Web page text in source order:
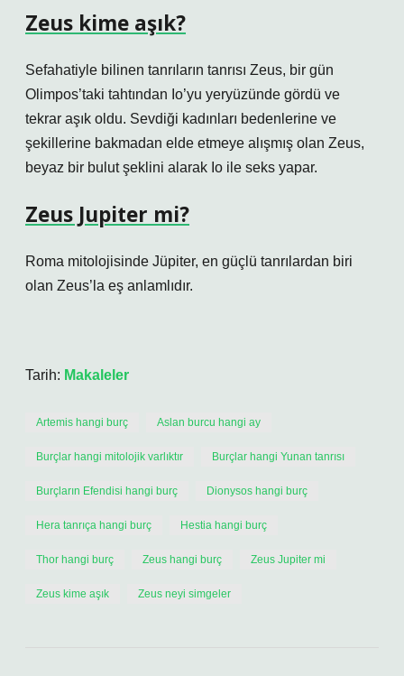
Zeus kime aşık?
Sefahatiyle bilinen tanrıların tanrısı Zeus, bir gün
Olimpos’taki tahtından Io’yu yeryüzünde gördü ve
tekrar aşık oldu. Sevdiği kadınları bedenlerine ve
şekillerine bakmadan elde etmeye alışmış olan Zeus,
beyaz bir bulut şeklini alarak Io ile seks yapar.
Zeus Jupiter mi?
Roma mitolojisinde Jüpiter, en güçlü tanrılardan biri
olan Zeus’la eş anlamlıdır.
Tarih: Makaleler
Artemis hangi burç Aslan burcu hangi ay
Burçlar hangi mitolojik varlıktır Burçlar hangi Yunan tanrısı
Burçların Efendisi hangi burç Dionysos hangi burç
Hera tanrıça hangi burç Hestia hangi burç
Thor hangi burç Zeus hangi burç Zeus Jupiter mi
Zeus kime aşık Zeus neyi simgeler